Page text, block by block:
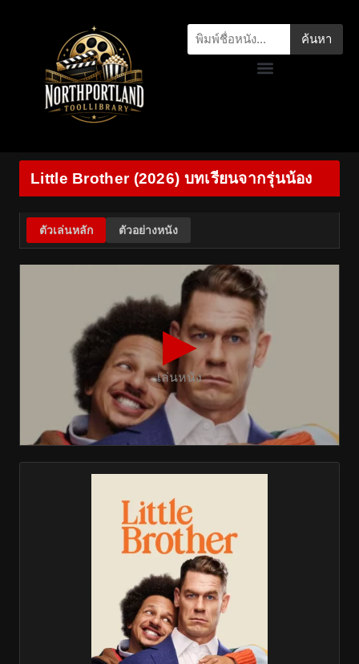
ค้นหา
Little Brother (2026) บทเรียนจากรุ่นน้อง
ตัวเล่นหลัก ตัวอย่างหนัง
▶
เล่นหนัง